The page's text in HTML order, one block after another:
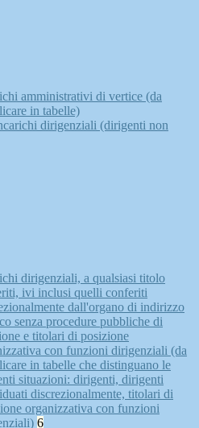
amministrativi di vertice (da
in tabelle)
dirigenziali (dirigenti non
dirigenziali, a qualsiasi titolo
ivi inclusi quelli conferiti
dall'organo di indirizzo
senza procedure pubbliche di
e titolari di posizione
con funzioni dirigenziali (da
in tabelle che distinguano le
situazioni: dirigenti, dirigenti
discrezionalmente, titolari di
organizzativa con funzioni
6